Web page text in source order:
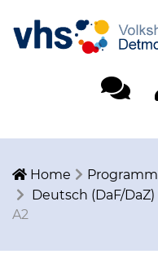
Home Programm
Deutsch (DaF/DaZ)
A2